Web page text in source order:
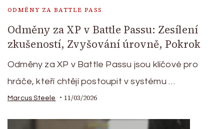
ODMĚNY ZA BATTLE PASS
Odměny za XP v Battle Passu: Zesílení
zkušeností, Zvyšování úrovně, Pokrok
Odměny za XP v Battle Passu jsou klíčové pro
hráče, kteří chtějí postoupit v systému …
Marcus Steele 11/03/2026